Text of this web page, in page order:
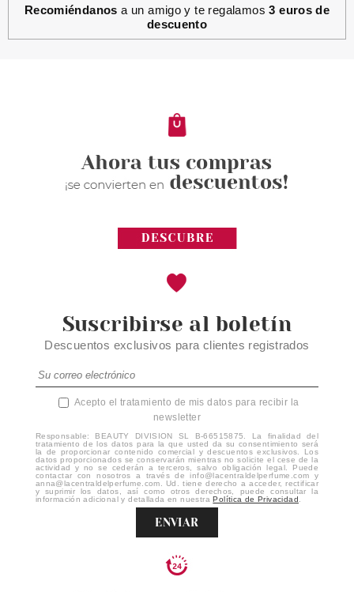
Recomiéndanos a un amigo y te regalamos3 euros de
descuento
Suscribirse al boletín
Descuentos exclusivos para clientes registrados
Acepto el tratamiento de mis datos para recibir la
newsletter
Responsable: BEAUTY DIVISION SL B-66515875. La finalidad del
tratamiento de los datos para la que usted da su consentimiento será
la de proporcionar contenido comercial y descuentos exclusivos. Los
datos proporcionados se conservarán mientras no solicite el cese de la
actividad y no se cederán a terceros, salvo obligación legal. Puede
contactar con nosotros a través de info@lacentraldelperfume.com y
anna@lacentraldelperfume.com. Ud. tiene derecho a acceder, rectificar
y suprimir los datos, así como otros derechos, puede consultar la
información adicional y detallada en nuestraPolítica de Privacidad
ENVIAR